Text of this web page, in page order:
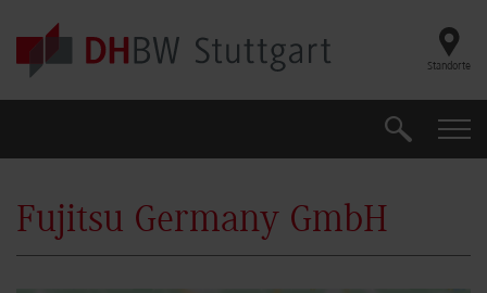
Skip to main content
Standorte
Suche
Fujitsu Germany GmbH